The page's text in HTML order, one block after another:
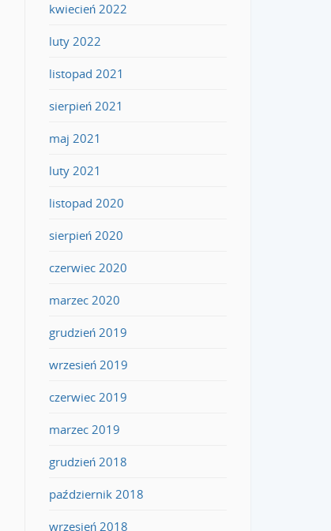
kwiecień 2022
luty 2022
listopad 2021
sierpień 2021
maj 2021
luty 2021
listopad 2020
sierpień 2020
czerwiec 2020
marzec 2020
grudzień 2019
wrzesień 2019
czerwiec 2019
marzec 2019
grudzień 2018
październik 2018
wrzesień 2018